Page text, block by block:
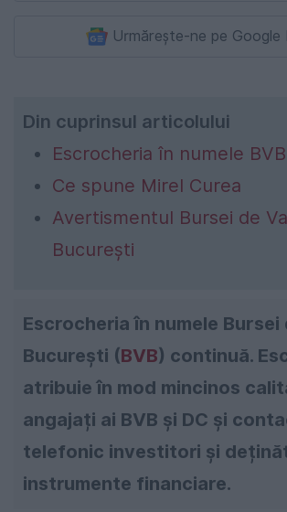
Urmărește-ne pe Google
Din cuprinsul articolului
Escrocheria în numele
Ce spune Mirel Curea
Avertismentul Bursei de
București
Escrocheria în numele Bursei
București (BVB) continuă.
atribuie în mod mincinos
angajați ai BVB și DC și
telefonic investitori și
instrumente financiare.